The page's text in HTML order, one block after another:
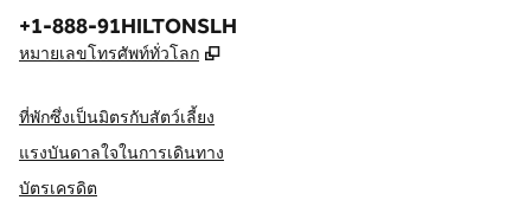
โทรศัพท์:
+1-888-91HILTONSLH
หมายเลขโทรศัพท์ทั่วโลก ,
ที่พักซึ่งเป็นมิตรกับสัตว์เลี้ยง
แรงบันดาลใจในการเดินทาง
บัตรเครดิต